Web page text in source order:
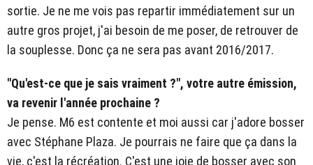
sortie. Je ne me vois pas repartir immédiatement sur un
autre gros projet, j'ai besoin de me poser, de retrouver de
la souplesse. Donc ça ne sera pas avant 2016/2017.
"Qu'est-ce que je sais vraiment ?", votre autre émission,
va revenir l'année prochaine ?
Je pense. M6 est contente et moi aussi car j'adore bosser
avec Stéphane Plaza. Je pourrais ne faire que ça dans la
vie, c'est la récréation. C'est une joie de bosser avec son